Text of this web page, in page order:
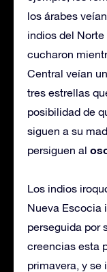
los árabes
indios del
cucharon
Central veían
tres estrellas
posibilidad de
siguen a su
persiguen al
Los indios
Nueva Escocia
perseguida por
creencias esta
primavera, y se